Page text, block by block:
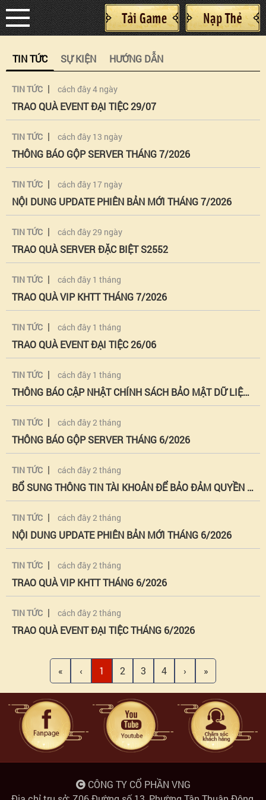
Trang Chủ
Tin Tức
Giới Thiệu
Hướng Dẫn
Cộng Đồng
Thư Viện
ĐK&CD
TIN TỨC SỰ KIỆN HƯỚNG DẪN
TIN TỨC | cách đây 4 ngày
TRAO QUÀ EVENT ĐẠI TIỆC 29/07
TIN TỨC | cách đây 13 ngày
THÔNG BÁO GỘP SERVER THÁNG 7/2026
TIN TỨC | cách đây 17 ngày
NỘI DUNG UPDATE PHIÊN BẢN MỚI THÁNG 7/2026
TIN TỨC | cách đây 29 ngày
TRAO QUÀ SERVER ĐẶC BIỆT S2552
TIN TỨC | cách đây 1 tháng
TRAO QUÀ VIP KHTT THÁNG 7/2026
TIN TỨC | cách đây 1 tháng
TRAO QUÀ EVENT ĐẠI TIỆC 26/06
TIN TỨC | cách đây 1 tháng
THÔNG BÁO CẬP NHẬT CHÍNH SÁCH BẢO MẬT DỮ LIỆU CÁ NHÂN
TIN TỨC | cách đây 2 tháng
THÔNG BÁO GỘP SERVER THÁNG 6/2026
TIN TỨC | cách đây 2 tháng
BỔ SUNG THÔNG TIN TÀI KHOẢN ĐỂ BẢO ĐẢM QUYỀN LỢI
TIN TỨC | cách đây 2 tháng
NỘI DUNG UPDATE PHIÊN BẢN MỚI THÁNG 6/2026
TIN TỨC | cách đây 2 tháng
TRAO QUÀ VIP KHTT THÁNG 6/2026
TIN TỨC | cách đây 2 tháng
TRAO QUÀ EVENT ĐẠI TIỆC THÁNG 6/2026
« ‹ 1 2 3 4 › »
CÔNG TY CỔ PHẦN VNG